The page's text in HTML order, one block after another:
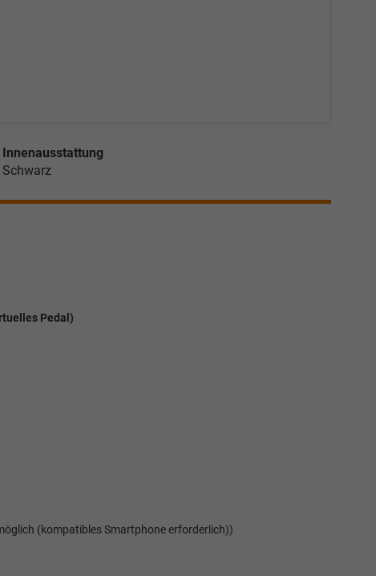
Innenausstattung
Schwarz
Pedal)
(kompatibles Smartphone erforderlich))